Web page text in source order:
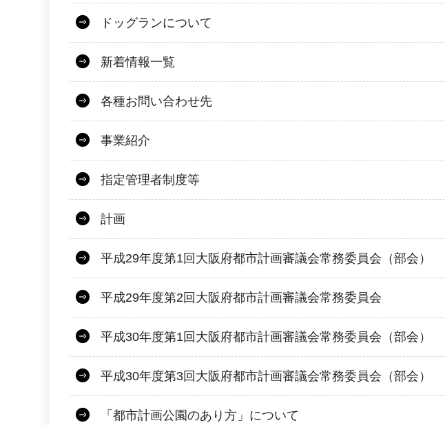
ドッグランについて
新着情報一覧
各種お問い合わせ先
事業紹介
指定管理者制度等
計画
平成29年度第1回大阪府都市計画審議会常務委員会（部会）
平成29年度第2回大阪府都市計画審議会常務委員会
平成30年度第1回大阪府都市計画審議会常務委員会（部会）
平成30年度第3回大阪府都市計画審議会常務委員会（部会）
「都市計画公園のあり方」について